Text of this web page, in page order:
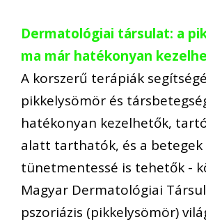
Dermatológiai társulat: a
ma már hatékonyan
A korszerű terápiák
pikkelysömör és
hatékonyan kezelhetők,
alatt tarthatók, és a betegek
tünetmentessé is tehetők -
Magyar Dermatológiai
pszoriázis (pikkelysömör)